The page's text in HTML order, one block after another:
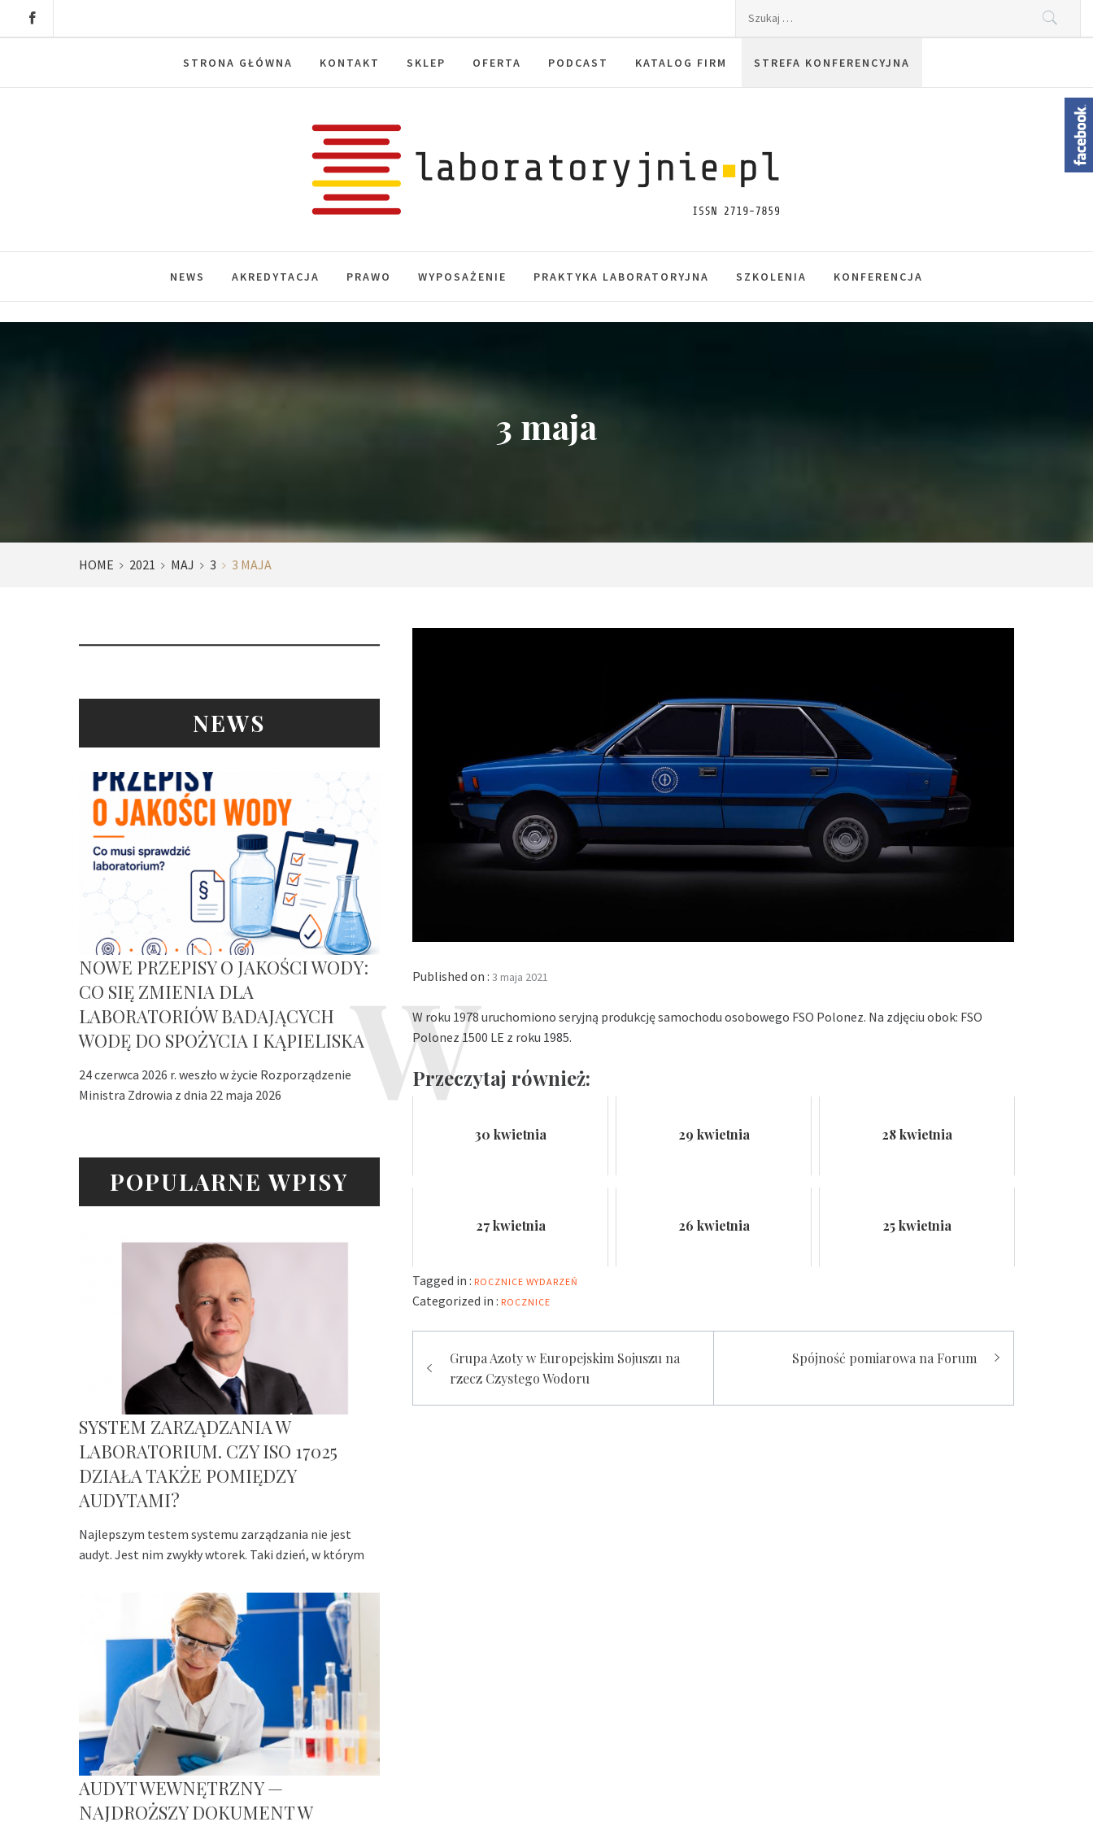
STRONA GŁÓWNA KONTAKT SKLEP OFERTA PODCAST KATALOG FIRM STREFA KONFERENCYJNA
Laboratoryjnie.pl
NEWS AKREDYTACJA PRAWO WYPOSAŻENIE PRAKTYKA LABORATORYJNA SZKOLENIA KONFERENCJA
3 maja
HOME 2021 MAJ 3 3 MAJA
Published on :3 maja 2021
W roku 1978 uruchomiono seryjną produkcję samochodu osobowego FSO Polonez. Na zdjęciu obok: FSO
Polonez 1500 LE z roku 1985.
Przeczytaj również:
30 kwietnia 29 kwietnia 28 kwietnia
27 kwietnia 26 kwietnia 25 kwietnia
Tagged in : ROCZNICE WYDARZEŃ
Categorized in : ROCZNICE
wpisu
Grupa Azoty w Europejskim Sojuszu na
rzecz Czystego Wodoru
Spójność pomiarowa na Forum
NEWS
NOWE PRZEPISY O JAKOŚCI WODY:
CO SIĘ ZMIENIA DLA
LABORATORIÓW BADAJĄCYCH
WODĘ DO SPOŻYCIA I KĄPIELISKA
24 czerwca 2026 r. weszło w życie Rozporządzenie
Ministra Zdrowia z dnia 22 maja 2026
POPULARNE WPISY
SYSTEM ZARZĄDZANIA W
LABORATORIUM. CZY ISO 17025
DZIAŁA TAKŻE POMIĘDZY
AUDYTAMI?
Najlepszym testem systemu zarządzania nie jest
audyt. Jest nim zwykły wtorek. Taki dzień, w którym
AUDYT WEWNĘTRZNY —
NAJDROŻSZY DOKUMENT W